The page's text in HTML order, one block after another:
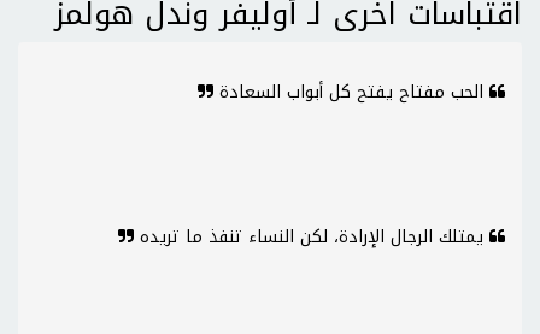
اقتباسات اخرى لـ أوليفر وندل هولمز
الحب مفتاح يفتح كل أبواب السعادة
يمتلك الرجال الإرادة، لكن النساء تنفذ ما تريده